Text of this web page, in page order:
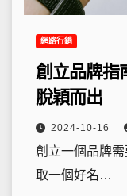
網路行銷
創立品牌指
脫穎而出
2024-10-16
創立一個品牌
取一個好名…